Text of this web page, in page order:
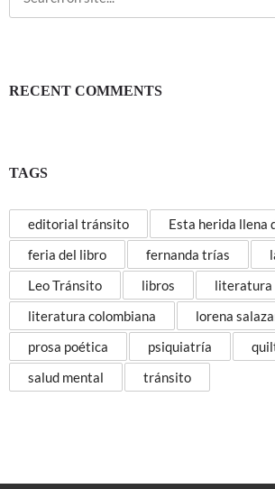
RECENT COMMENTS
TAGS
editorial tránsito
Esta herida llena
feria del libro
fernanda trías
Leo Tránsito
libros
literatura
literatura colombiana
lorena
prosa poética
psiquiatría
salud mental
tránsito